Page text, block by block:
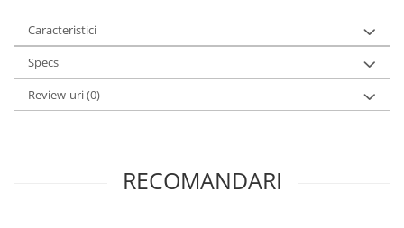
Stabilizatoare de tensiune
Periferice
Periferice PC
Hard Disk-uri & SSD-uri externe
Caracteristici
Specs
Review-uri(0)
RECOMANDARI